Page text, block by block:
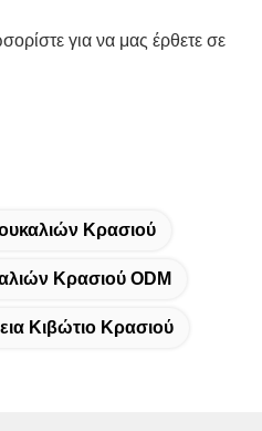
για να μας έρθετε σε
Κρασιού
Κρασιού ODM
Κιβώτιο Κρασιού